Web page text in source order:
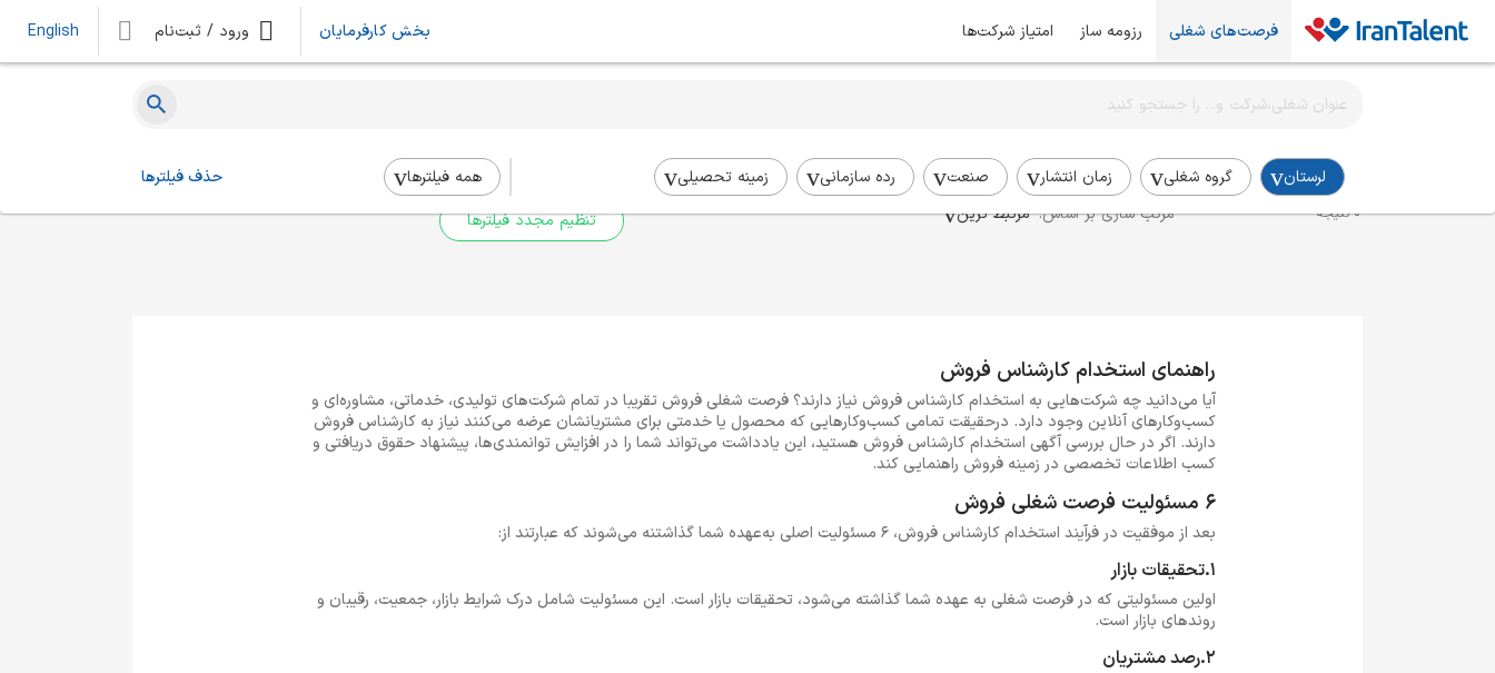
فرصت‌های شغلی رزومه ساز امتیاز شرکت‌ها بخش کارفرمایان ورود / ثبت‌نام English
لرستان گروه شغلی زمان انتشار صنعت رده سازمانی زمینه تحصیلی همه فیلتر‌ها حذف فیلترها
اطلاع‌رسانی شغلی را برای این جستجو فعال کنید
استخدام کارشناس فروش در لرستان
0 نتیجه مرتب سازی بر اساس: مرتبط ترین
برای جستجوی جامع‌تر از فیلترهای بالا استفاده کنید.
تنظیم مجدد فیلترها
راهنمای استخدام کارشناس فروش
آیا می‌دانید چه شرکت‌هایی به استخدام کارشناس فروش نیاز دارند؟ فرصت شغلی فروش تقریبا در تمام شرکت‌های تولیدی، خدماتی، مشاوره‌ای و
کسب‌وکارهای آنلاین وجود دارد. درحقیقت تمامی کسب‌وکارهایی که محصول یا خدمتی برای مشتریانشان عرضه می‌کنند نیاز به کارشناس فروش
دارند. اگر در حال بررسی آگهی استخدام کارشناس فروش هستید، این یادداشت می‌تواند شما را در افزایش توانمندی‌ها، پیشنهاد حقوق دریافتی و
کسب اطلاعات تخصصی در زمینه فروش راهنمایی کند.
6 مسئولیت فرصت شغلی فروش
بعد از موفقیت در فرآیند استخدام کارشناس فروش، 6 مسئولیت اصلی به‌عهده شما گذاشتنه می‌شوند که عبارتند از:
1.تحقیقات بازار
اولین مسئولیتی که در فرصت شغلی به عهده شما گذاشته می‌شود، تحقیقات بازار است. این مسئولیت شامل درک شرایط بازار، جمعیت، رقیبان و
روندهای بازار است.
2.رصد مشتریان